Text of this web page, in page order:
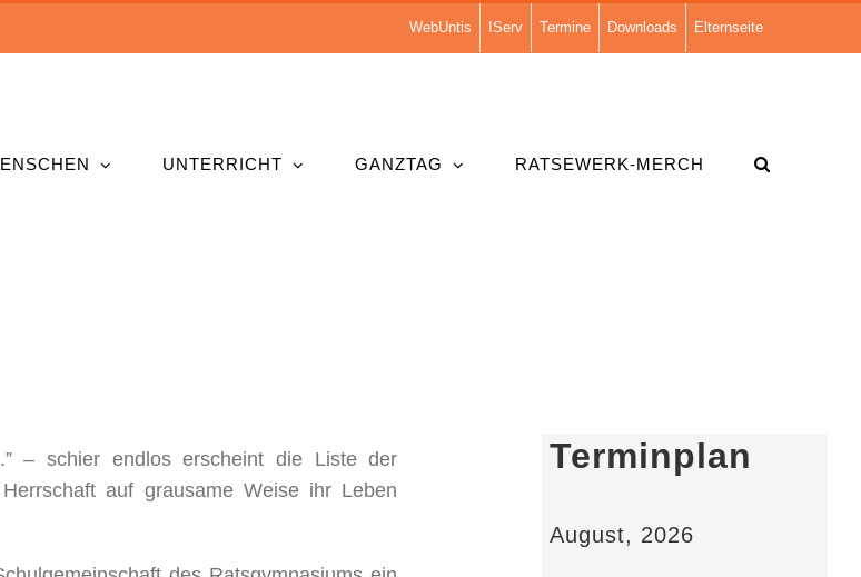
WebUntis IServ Termine Downloads Elternseite
UNTERRICHT GANZTAG RATSEWERK-MERCH
– schier endlos erscheint die Liste der
auf grausame Weise ihr Leben
Terminplan
August, 2026